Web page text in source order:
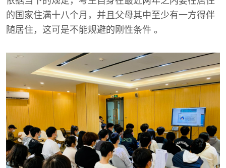
的国家住满十八个月，并且父母其中至少有一方得伴
随居住，这可是不能规避的刚性条件 。